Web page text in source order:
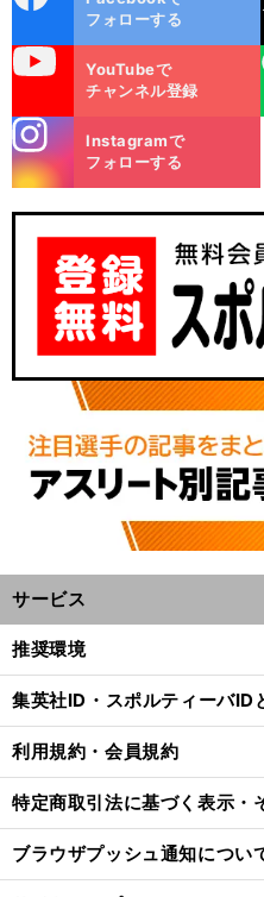
ok
フォローする
YouTubeで
チャンネル登録
LINE
m
Instagramで
フォローする
サービス
推奨環境
集英社ID・スポルティーバID
利用規約・会員規約
特定商取引法に基づく表示・
ブラウザプッシュ通知につい